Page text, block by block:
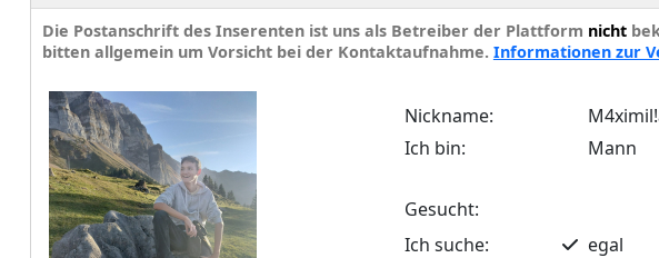
Die Postanschrift des Inserenten ist uns als Betreiber der Plattform nicht
bitten allgemein um Vorsicht bei der Kontaktaufnahme. Informationen zur
Nickname:
Ich bin:
Mann
Gesucht:
Ich suche:
egal